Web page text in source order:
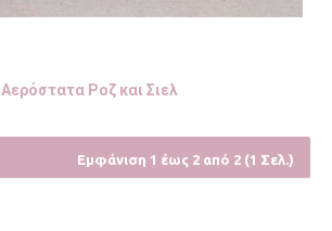
Αερόστατα Ροζ και Σιελ
Εμφάνιση 1 έως 2 από 2 (1 Σελ.)